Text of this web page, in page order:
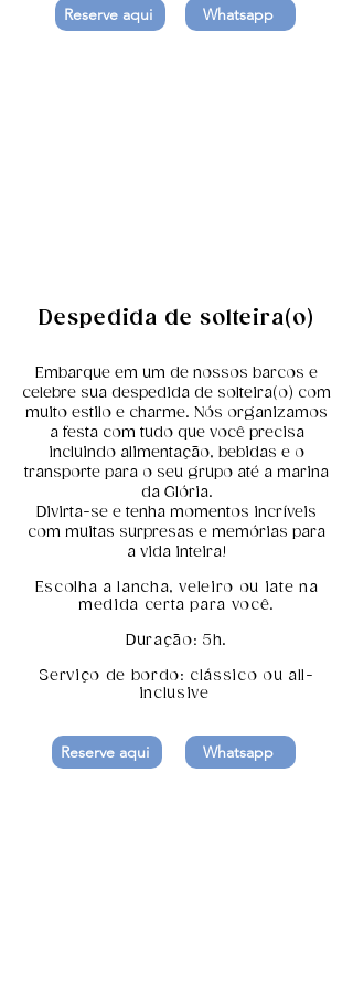
Reserve aqui Whatsapp
Despedida de solteira(o)
Embarque em um de nossos barcos e
celebre sua despedida de solteira(o) com
muito estilo e charme. Nós organizamos
a festa com tudo que você precisa
incluindo alimentação, bebidas e o
transporte para o seu grupo até a marina
da Glória.
Divirta-se e tenha momentos incríveis
com muitas surpresas e memórias para
a vida inteira!
Escolha a lancha, veleiro ou iate na
medida certa para você.
Duração: 5h.
Serviço de bordo: clássico ou all-
inclusive
Reserve aqui Whatsapp